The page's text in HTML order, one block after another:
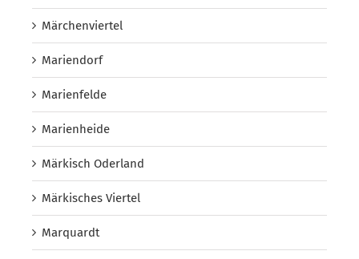
Märchenviertel
Mariendorf
Marienfelde
Marienheide
Märkisch Oderland
Märkisches Viertel
Marquardt